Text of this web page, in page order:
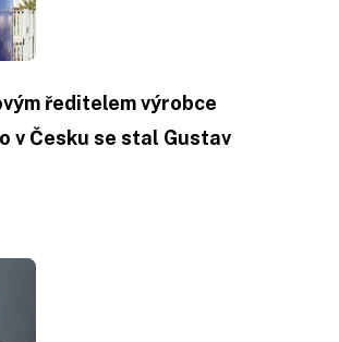
ředitelem výrobce
v Česku se stal Gustav